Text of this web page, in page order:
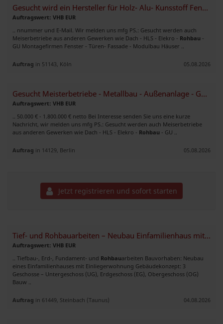
Gesucht wird ein Hersteller für Holz- Alu- Kunsstoff Fenster und Türen
Auftragswert: VHB EUR
.. nnummer und E-Mail. Wir melden uns mfg PS.: Gesucht werden auch
Meiserbetriebe aus anderen Gewerken wie Dach - HLS - Elekro - Rohbau -
GU Montagefirmen Fenster - Türen- Fassade - Modulbau Häuser ..
Auftrag in 51143, Köln 05.08.2026
Gesucht Meisterbetriebe - Metallbau - Außenanlage - GaLa
Auftragswert: VHB EUR
.. 50.000 € - 1.800.000 € netto Bei Interesse senden Sie uns eine kurze
Nachricht, wir melden uns mfg PS.: Gesucht werden auch Meiserbetriebe
aus anderen Gewerken wie Dach - HLS - Elekro - Rohbau - GU ..
Auftrag in 14129, Berlin 05.08.2026
Jetzt registrieren und sofort starten
Tief- und Rohbauarbeiten – Neubau Einfamilienhaus mit Einliegerwohnung
Auftragswert: VHB EUR
.. Tiefbau-, Erd-, Fundament- und Rohbauarbeiten Bauvorhaben: Neubau
eines Einfamilienhauses mit Einliegerwohnung Gebäudekonzept: 3
Geschosse – Untergeschoss (UG), Erdgeschoss (EG), Obergeschoss (OG)
Bauw ..
Auftrag in 61449, Steinbach (Taunus) 04.08.2026